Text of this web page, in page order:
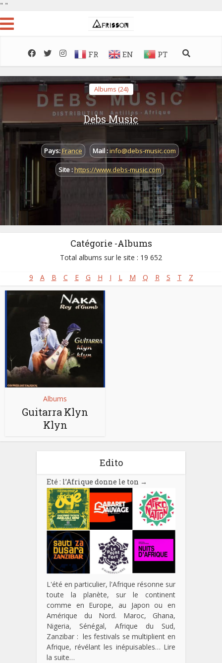
" "
FR EN PT
Albums (24)
Debs Music
Pays:France Mail :info@debs-music.com
Site :https://www.debs-music.com
Catégorie -Albums
Total albums sur le site : 19 652
9 A B C E G H I L M Q R S T Z
Albums
Guitarra Klyn
Klyn
Edito
Eté : l’Afrique donne le ton →
L'été en particulier, l'Afrique résonne sur
toute la planète, sur le continent
comme en Europe, au Japon ou en
Amérique du Nord. Maroc, Ghana,
Nigeria, Sénégal, Afrique du Sud,
Zanzibar : les festivals se multiplient en
Afrique, révélant les inépuisables… Lire
la suite…